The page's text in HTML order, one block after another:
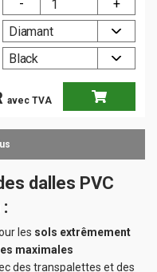
avec TVA
Diamant
Black
Nombre de pièces
Diamant
dalles PVC
les sols extrêmement
maximales
des transpalettes et des